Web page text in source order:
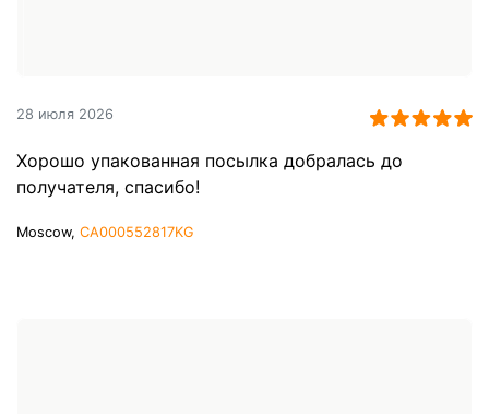
28 июля 2026
Хорошо упакованная посылка добралась до
получателя, спасибо!
Moscow, CA000552817KG